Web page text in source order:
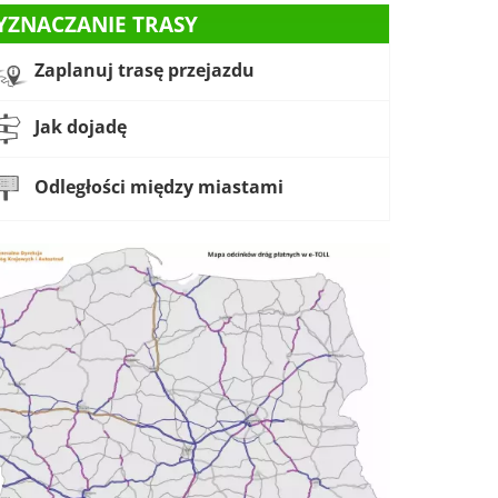
TRASY
Zaplanuj trasę przejazdu
Jak dojadę
Odległości między miastami